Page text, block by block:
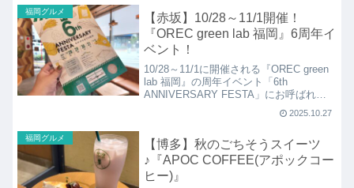
康にも嬉しいごはんをいただけます。
福岡グルメ
【赤坂】10/28～11/1開催！
『OREC green lab 福岡』6周年イ
ベント！
10/28～11/1に開催される『OREC green
lab 福岡』の周年イベント「6th
ANNIVERSARY FESTA」にお呼ばれ！
や、お米も当たるハズレ無しのガチャガ
と足お先に体験してきました！
2025.10.27
福岡グルメ
【博多】秋のごちそうスイーツ
♪『APOC COFFEE(アポックコー
ヒー)』